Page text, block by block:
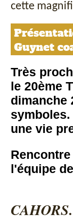
cette
Guynet
Très
le 20ème
dimanche
une vie
l'équipe